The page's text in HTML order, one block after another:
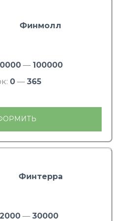
Финмолл
— 100000
0 — 365
Финтерра
2000— 30000